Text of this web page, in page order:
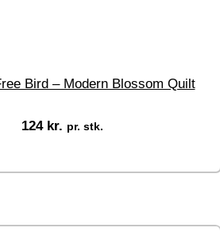
Bird – Modern Blossom Quilt
124 kr. pr. stk.